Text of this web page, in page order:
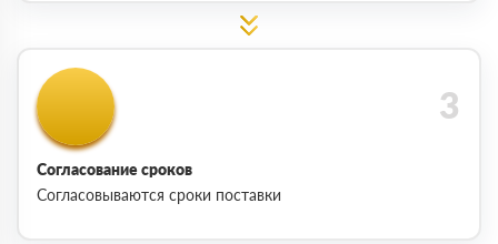
Согласование сроков
Согласовываются сроки поставки